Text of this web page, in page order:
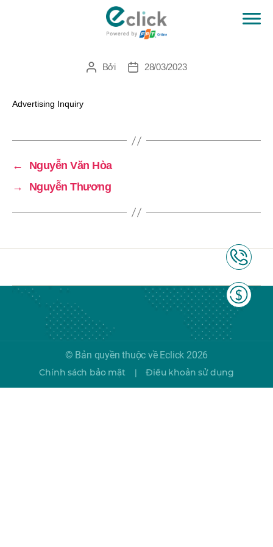
Dini- Germane Media
TácBởi
Ngày28/03/2023
Advertising Inquiry
←
Nguyễn Văn Hòa
→
Nguyễn Thương
© Bản quyền thuộc về Eclick 2026
Chính sách bảo mật | Điều khoản sử dụng